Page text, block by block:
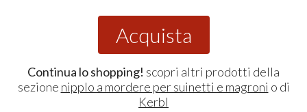
Acquista
Continua lo shopping! scopri altri prodotti della
sezione nipplo a mordere per suinetti e magroni o di
Kerbl